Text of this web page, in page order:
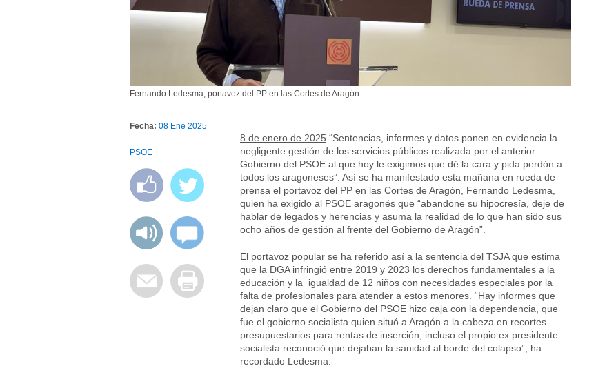
Fernando Ledesma, portavoz del PP en las Cortes de Aragón
Fecha: 08 Ene 2025
PSOE
8 de enero de 2025 “Sentencias, informes y datos ponen en evidencia la
negligente gestión de los servicios públicos realizada por el anterior
Gobierno del PSOE al que hoy le exigimos que dé la cara y pida perdón a
todos los aragoneses”. Así se ha manifestado esta mañana en rueda de
prensa el portavoz del PP en las Cortes de Aragón, Fernando Ledesma,
quien ha exigido al PSOE aragonés que “abandone su hipocresía, deje de
hablar de legados y herencias y asuma la realidad de lo que han sido sus
ocho años de gestión al frente del Gobierno de Aragón”.
El portavoz popular se ha referido así a la sentencia del TSJA que estima
que la DGA infringió entre 2019 y 2023 los derechos fundamentales a la
educación y la igualdad de 12 niños con necesidades especiales por la
falta de profesionales para atender a estos menores. “Hay informes que
dejan claro que el Gobierno del PSOE hizo caja con la dependencia, que
fue el gobierno socialista quien situó a Aragón a la cabeza en recortes
presupuestarios para rentas de inserción, incluso el propio ex presidente
socialista reconoció que dejaban la sanidad al borde del colapso”, ha
recordado Ledesma.